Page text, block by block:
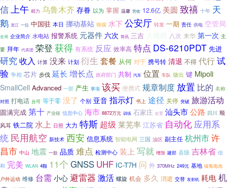
信上午 精力 乌鲁木齐 存眷 以为 掌握 温馨 营收 12.6亿 美圆 致禧 十年 天
鹅 龙江 一位 中国驻 本日 挪动基站 狼烟 水下 公安厅 转发 一期 责任 供电 空管局
全局 企业简介 水电站 报警系统 元器件 六次 简讯 三吉 大规模 八次 来华 第一次 主
要 拜年 代表团 荣登 获得 有系统 反应 效率高 特点 DS-6210PDT 先进
研究收入 计算 没来 计划 衍生 套餐 从何 对于 携号转 清退 不得 代行试
验 争相 芯片 步伐 延长 增长点 政府部门 共制 汽车 位置 车队 做出 键 Mipoli
SmallCell Advanced 一部 产生 事项 该买 便携式 规章制度 放置 比的 名称
对照 打电话 台可 等于零 没了 个别 亚音 指示灯 书上 途径 关停 突破 旅游活动
圆满完成 第十 产业链 信息中心 海市 8872万元 训练 石家庄 处置 汕头市公路 四川 顺
风耳 铁二院 水上 日照 大力 特斯 超级 莱芜率 江苏省 自动化 应用系
统 民用航空 新技术 西安 信息系统 智能电网 三国 油区 副主任 杭州市许
昌市 中山 地震 一款 品质 难点 检测中心 装上 写就 增加 建部 县级 吉林省 信
和 完美 WLAN 4颗 11个 GNSS UHF IC-T7H 问 外 370MHz 249元 基地 镍氢电池
户外运动 维修 台需 小心 避雷器 激活 螺旋 机会 多久 消逝 交替 发射机 耗电机